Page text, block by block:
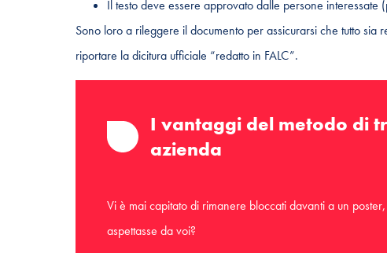
Il testo deve essere approvato dalle persone interessate
Sono loro a rileggere il documento per assicurarsi che tutto
riportare la dicitura ufficiale “redatto in FALC”.
I vantaggi del metodo di
azienda
Vi è mai capitato di rimanere bloccati davanti a un
aspettasse da voi?